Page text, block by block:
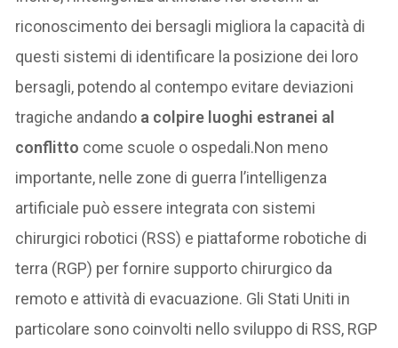
riconoscimento dei bersagli migliora la capacità di
questi sistemi di identificare la posizione dei loro
bersagli, potendo al contempo evitare deviazioni
tragiche andando a colpire luoghi estranei al
conflitto come scuole o ospedali.Non meno
importante, nelle zone di guerra l’intelligenza
artificiale può essere integrata con sistemi
chirurgici robotici (RSS) e piattaforme robotiche di
terra (RGP) per fornire supporto chirurgico da
remoto e attività di evacuazione. Gli Stati Uniti in
particolare sono coinvolti nello sviluppo di RSS, RGP